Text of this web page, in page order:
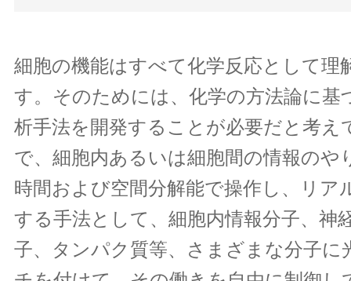
細胞の機能はすべて化学反応として理
す。そのためには、化学の方法論に基
析手法を開発することが必要だと考え
で、細胞内あるいは細胞間の情報のや
時間および空間分解能で操作し、リア
する手法として、細胞内情報分子、神
子、タンパク質等、さまざまな分子に